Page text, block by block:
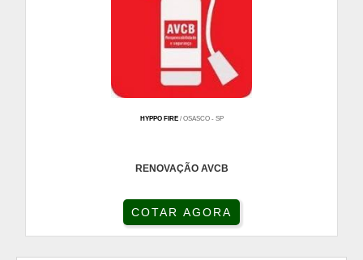
HYPPO FIRE/ OSASCO - SP
RENOVAÇÃO AVCB
COTAR AGORA